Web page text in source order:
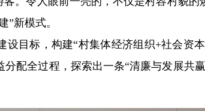
”新模式。
目标，构建“村集体经济组织+社会资
配全过程，探索出一条“清廉与发展共